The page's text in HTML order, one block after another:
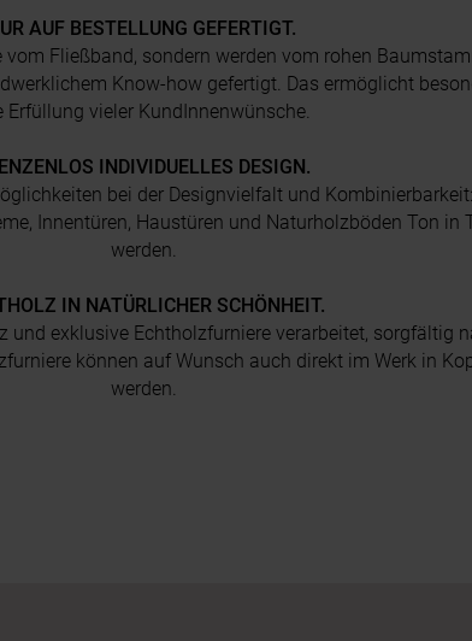
AUF BESTELLUNG GEFERTIGT.
Fließband, sondern werden vom rohen
Know-how gefertigt. Das ermöglicht
Erfüllung vieler KundInnenwünsche.
INDIVIDUELLES DESIGN.
bei der Designvielfalt und
Innentüren, Haustüren und Naturholzböden Ton
werden.
IN NATÜRLICHER SCHÖNHEIT.
exklusive Echtholzfurniere verarbeitet, sorgfältig
können auf Wunsch auch direkt im Werk in
werden.